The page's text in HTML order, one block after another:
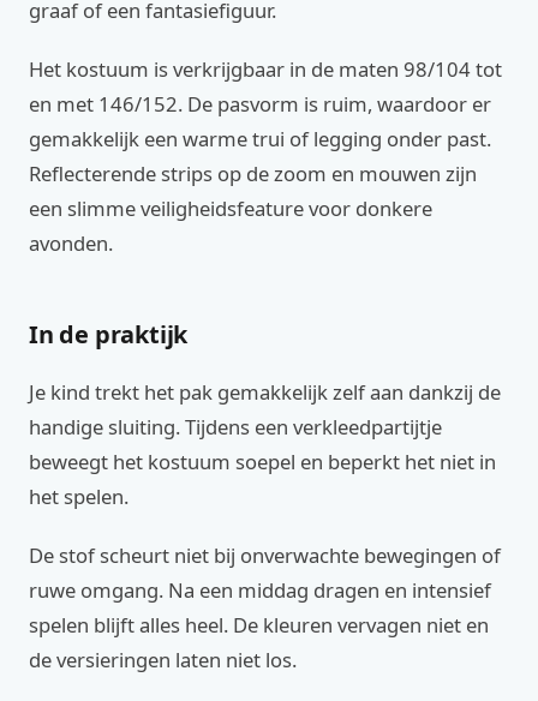
graaf of een fantasiefiguur.
Het kostuum is verkrijgbaar in de maten 98/104 tot
en met 146/152. De pasvorm is ruim, waardoor er
gemakkelijk een warme trui of legging onder past.
Reflecterende strips op de zoom en mouwen zijn
een slimme veiligheidsfeature voor donkere
avonden.
In de praktijk
Je kind trekt het pak gemakkelijk zelf aan dankzij de
handige sluiting. Tijdens een verkleedpartijtje
beweegt het kostuum soepel en beperkt het niet in
het spelen.
De stof scheurt niet bij onverwachte bewegingen of
ruwe omgang. Na een middag dragen en intensief
spelen blijft alles heel. De kleuren vervagen niet en
de versieringen laten niet los.